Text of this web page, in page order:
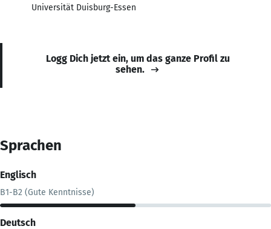
Universität Duisburg-Essen
Logg Dich jetzt ein, um das ganze Profil zu
sehen.
Sprachen
Englisch
B1-B2 (Gute Kenntnisse)
Deutsch